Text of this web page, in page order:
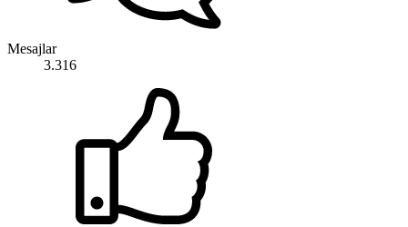
Mesajlar
3.316